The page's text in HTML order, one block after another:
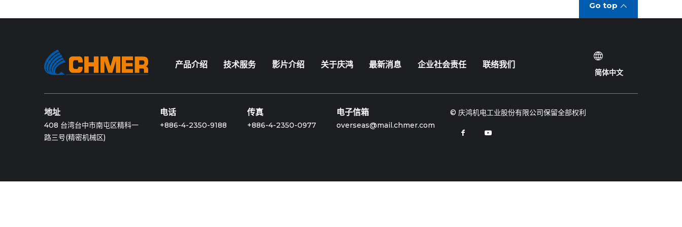
Go top
产品介绍 技术服务 影片介绍 关于庆鸿 最新消息 企业社会责任 联络我们
简体中文
地址
408 台湾台中市南屯区精科一
路三号(精密机械区)
电话
+886-4-2350-9188
传真
+886-4-2350-0977
电子信箱
overseas@mail.chmer.com
© 庆鸿机电工业股份有限公司保留全部权利